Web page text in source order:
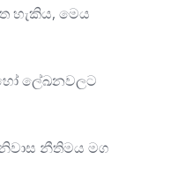
හැකිය, මෙය
හෝ ලේඛනවලට
නීතිමය මග